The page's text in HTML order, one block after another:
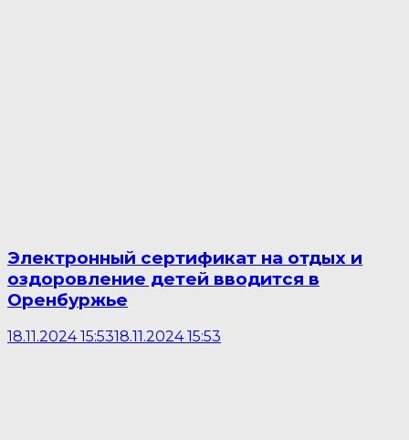
Электронный сертификат на отдых и
оздоровление детей вводится в
Оренбуржье
18.11.2024 15:5318.11.2024 15:53